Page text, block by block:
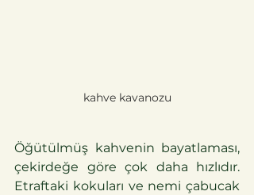
kahve kavanozu
Öğütülmüş kahvenin bayatlaması,
çekirdeğe göre çok daha hızlıdır.
Etraftaki kokuları ve nemi çabucak